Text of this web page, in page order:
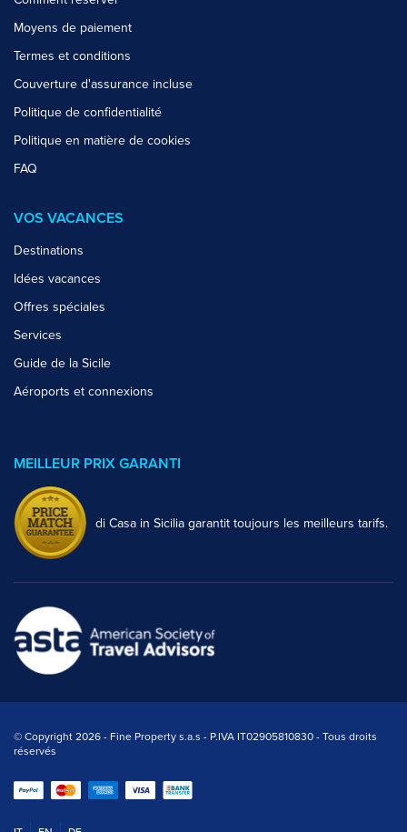
Moyens de paiement
Termes et conditions
Couverture d'assurance incluse
Politique de confidentialité
Politique en matière de cookies
FAQ
VOS VACANCES
Destinations
Idées vacances
Offres spéciales
Services
Guide de la Sicile
Aéroports et connexions
MEILLEUR PRIX GARANTI
di Casa in Sicilia garantit toujours les meilleurs tarifs.
© Copyright 2026 - Fine Property s.a.s - P.IVA IT02905810830 - Tous droits
réservés